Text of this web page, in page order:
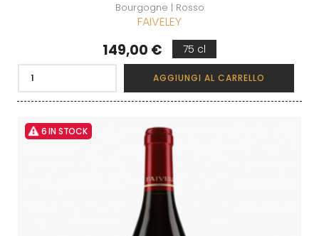
Bourgogne | Rosso
FAIVELEY
Prezzo
149,00 € 75 cl
AGGIUNGI AL CARRELLO
6 IN STOCK